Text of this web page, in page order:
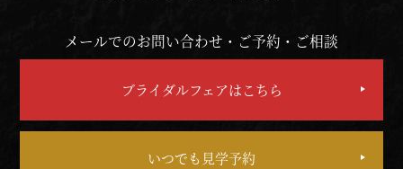
メールでのお問い合わせ・ご予約・ご相談
ブライダルフェアはこちら
いつでも見学予約